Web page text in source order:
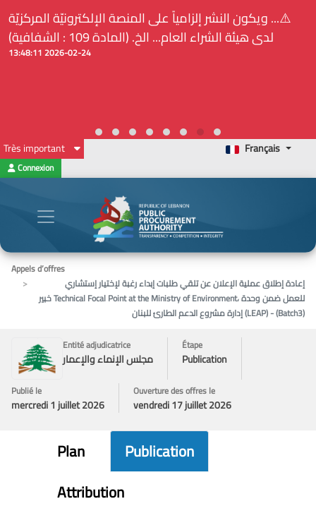
⚠️... ويكون النشر إلزامياً على المنصة الإلكترونيّة المركزيّة
لدى هيئة الشراء العام... الخ. (المادة 109 : الشفافية)
2026-02-24 13:48:11
Très important Français
Connexion
Appels d’offres
إعادة إطلاق عملية الإعلان عن تلقي طلبات إبداء رغبة لإختيار إستشاري
خبير Technical Focal Point at the Ministry of Environment، للعمل ضمن وحدة
إدارة مشروع الدعم الطارئ للبنان (LEAP) - (Batch3)
Entité adjudicatrice
مجلس الإنماء والإعمار
Étape
Publication
Publié le
mercredi 1 juillet 2026
Ouverture des offres le
vendredi 17 juillet 2026
Plan
Publication
Attribution